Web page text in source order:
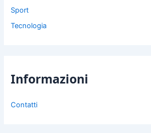
Sport
Tecnologia
Informazioni
Contatti